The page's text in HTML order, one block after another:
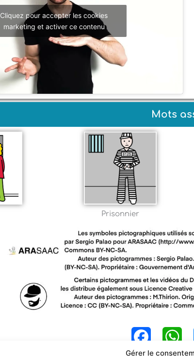
Gérer le
Cliquez pour accepter les cookies
marketing et activer ce contenu
Mots
Prisonnier
F
a
W
h